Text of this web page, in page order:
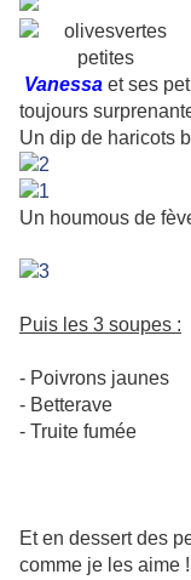
Vanessa et ses
toujours
Un dip de haricots
Un houmous de
Puis les 3 soupes :
- Poivrons jaunes
- Betterave
- Truite fumée
Et en dessert des
comme je les aime